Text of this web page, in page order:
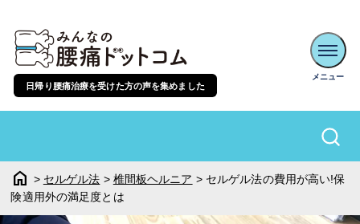
日帰り腰痛治療を受けた方の声を集めました
home > セルゲル法 > 椎間板ヘルニア > セルゲル法の費用が高い!保
険適用外の満足度とは